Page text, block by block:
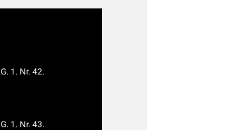
G. 1. Nr. 42.
G. 1. Nr. 43.